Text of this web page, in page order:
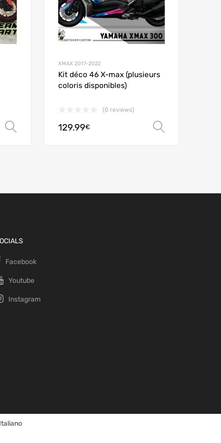
Choix des options
XMAX 2017-2022
Kit déco 46 X-max (plusieurs
coloris disponibles)
(0 reviews)
129.99€
Facebook
Youtube
Instagram
Italiano